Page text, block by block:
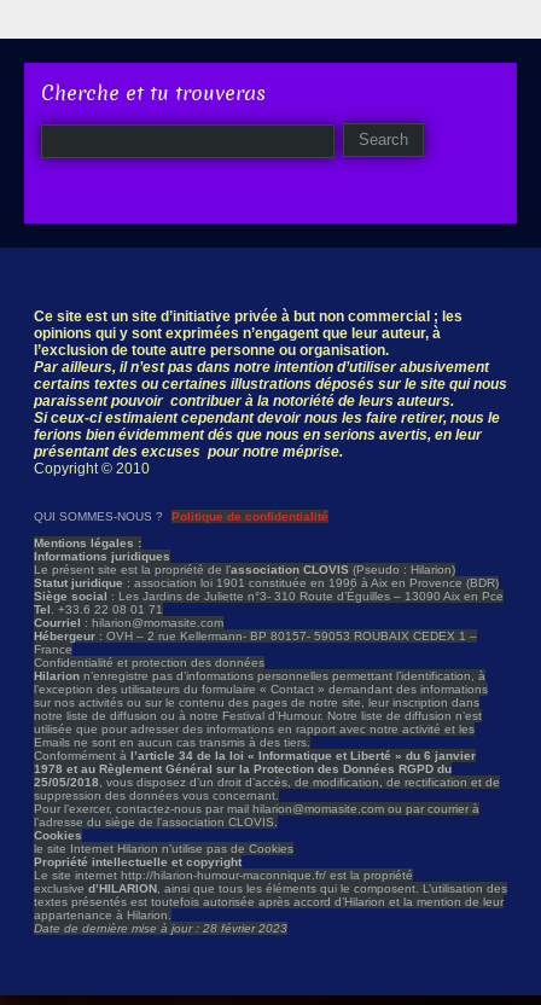
Cherche et tu trouveras
Ce site est un site d’initiative privée à but non commercial ; les
opinions qui y sont exprimées n’engagent que leur auteur, à
l’exclusion de toute autre personne ou organisation.
Par ailleurs, il n’est pas dans notre intention d’utiliser abusivement
certains textes ou certaines illustrations déposés sur le site qui nous
paraissent pouvoir contribuer à la notoriété de leurs auteurs.
Si ceux-ci estimaient cependant devoir nous les faire retirer, nous le
ferions bien évidemment dés que nous en serions avertis, en leur
présentant des excuses pour notre méprise.
Copyright © 2010
QUI SOMMES-NOUS ?
Politique de confidentialité
Mentions légales :
Informations juridiques
Le présent site est la propriété de l’association CLOVIS (Pseudo : Hilarion)
Statut juridique : association loi 1901 constituée en 1996 à Aix en Provence (BDR)
Siège social : Les Jardins de Juliette n°3- 310 Route d’Éguilles – 13090 Aix en Pce
Tel . +33.6 22 08 01 71
Courriel : hilarion@momasite.com
Hébergeur : OVH – 2 rue Kellermann- BP 80157- 59053 ROUBAIX CEDEX 1 –
France
Confidentialité et protection des données
Hilarion n’enregistre pas d’informations personnelles permettant l’identification, à
l’exception des utilisateurs du formulaire « Contact » demandant des informations
sur nos activités ou sur le contenu des pages de notre site, leur inscription dans
notre liste de diffusion ou à notre Festival d’Humour. Notre liste de diffusion n’est
utilisée que pour adresser des informations en rapport avec notre activité et les
Emails ne sont en aucun cas transmis à des tiers.
Conformément à l’article 34 de la loi « Informatique et Liberté » du 6 janvier
1978 et au Règlement Général sur la Protection des Données RGPD du
25/05/2018 , vous disposez d’un droit d’accès, de modification, de rectification et de
suppression des données vous concernant.
Pour l’exercer, contactez-nous par mail hilarion@momasite.com ou par courrier à
l’adresse du siège de l’association CLOVIS.
Cookies
le site Internet Hilarion n’utilise pas de Cookies
Propriété intellectuelle et copyright
Le site internet http://hilarion-humour-maconnique.fr/ est la propriété
exclusive d’HILARION , ainsi que tous les éléments qui le composent. L’utilisation des
textes présentés est toutefois autorisée après accord d’Hilarion et la mention de leur
appartenance à Hilarion.
Date de dernière mise à jour : 28 février 2023